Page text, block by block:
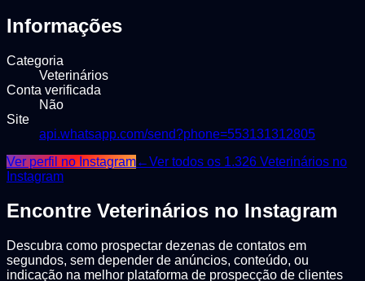
Informações
Categoria
Veterinários
Conta verificada
Não
Site
api.whatsapp.com/send?phone=553131312805
Ver perfil no Instagram←Ver todos os 1.326 Veterinários no
Instagram
Encontre Veterinários no Instagram
Descubra como prospectar dezenas de contatos em
segundos, sem depender de anúncios, conteúdo, ou
indicação na melhor plataforma de prospecção de clientes